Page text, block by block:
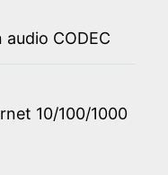
CODEC
10/100/1000